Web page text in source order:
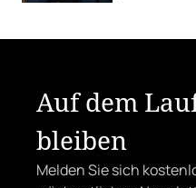
Auf dem
bleiben
Melden Sie sich